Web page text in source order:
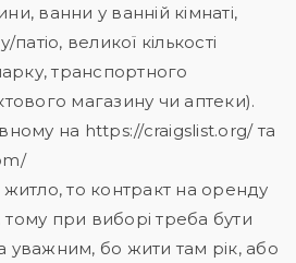
ванни у ванній кімнаті,
великої кількості
транспортного
магазину чи аптеки).
на https://craigslist.org/ та
то контракт на оренду
тому при виборі треба бути
бо жити там рік, або